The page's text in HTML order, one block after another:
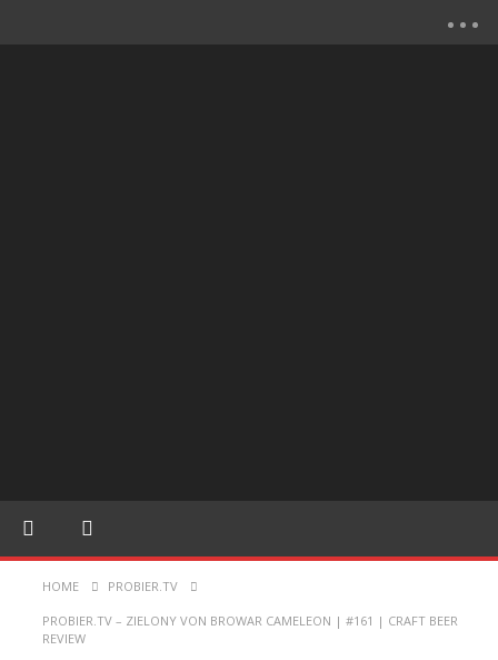
HOME PROBIER.TV
PROBIER.TV – ZIELONY VON BROWAR CAMELEON | #161 | CRAFT BEER
REVIEW